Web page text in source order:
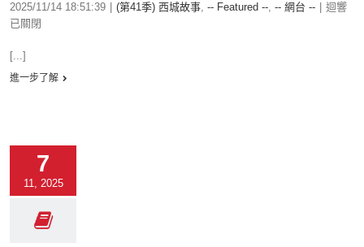
2025/11/14 18:51:39 (第41季) 西城故事, -- Featured --, -- 網台 --
迴響
已關閉
[...]
進一步了解
7
11, 2025